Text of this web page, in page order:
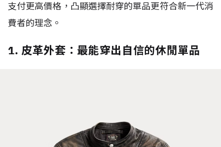
支付更高價格，凸顯選擇耐穿的單品更符合新一代消
費者的理念。
1. 皮革外套：最能穿出自信的休閒單品